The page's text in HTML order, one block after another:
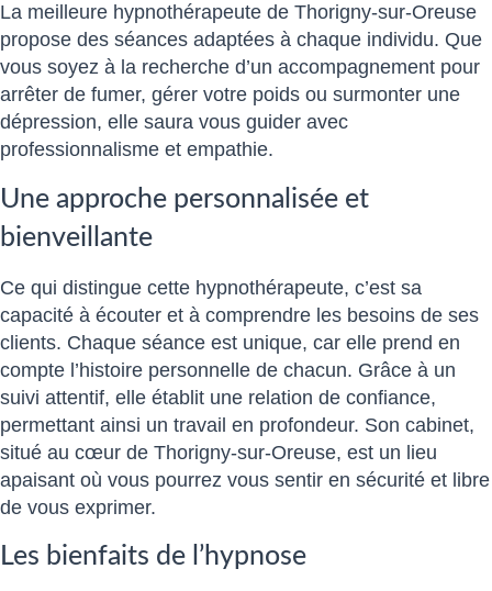
La meilleure hypnothérapeute de Thorigny-sur-Oreuse
propose des séances adaptées à chaque individu. Que
vous soyez à la recherche d’un accompagnement pour
arrêter de fumer, gérer votre poids ou surmonter une
dépression, elle saura vous guider avec
professionnalisme et empathie.
Une approche personnalisée et
bienveillante
Ce qui distingue cette hypnothérapeute, c’est sa
capacité à écouter et à comprendre les besoins de ses
clients. Chaque séance est unique, car elle prend en
compte l’histoire personnelle de chacun. Grâce à un
suivi attentif, elle établit une relation de confiance,
permettant ainsi un travail en profondeur. Son cabinet,
situé au cœur de Thorigny-sur-Oreuse, est un lieu
apaisant où vous pourrez vous sentir en sécurité et libre
de vous exprimer.
Les bienfaits de l’hypnose